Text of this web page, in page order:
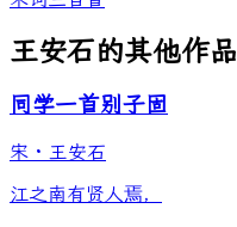
王安石的其他作品
同学一首别子固
宋 · 王安石
江之南有贤人焉，